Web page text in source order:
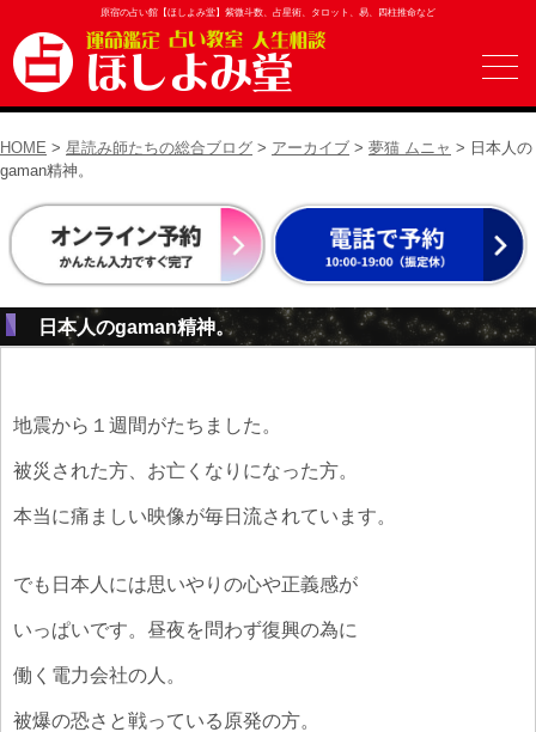
原宿の占い館【ほしよみ堂】紫微斗数、占星術、タロット、易、四柱推命など
HOME > 星読み師たちの総合ブログ > アーカイブ > 夢猫 ムニャ > 日本人の
gaman精神。
日本人のgaman精神。
地震から１週間がたちました。
被災された方、お亡くなりになった方。
本当に痛ましい映像が毎日流されています。
でも日本人には思いやりの心や正義感が
いっぱいです。昼夜を問わず復興の為に
働く電力会社の人。
被爆の恐さと戦っている原発の方。